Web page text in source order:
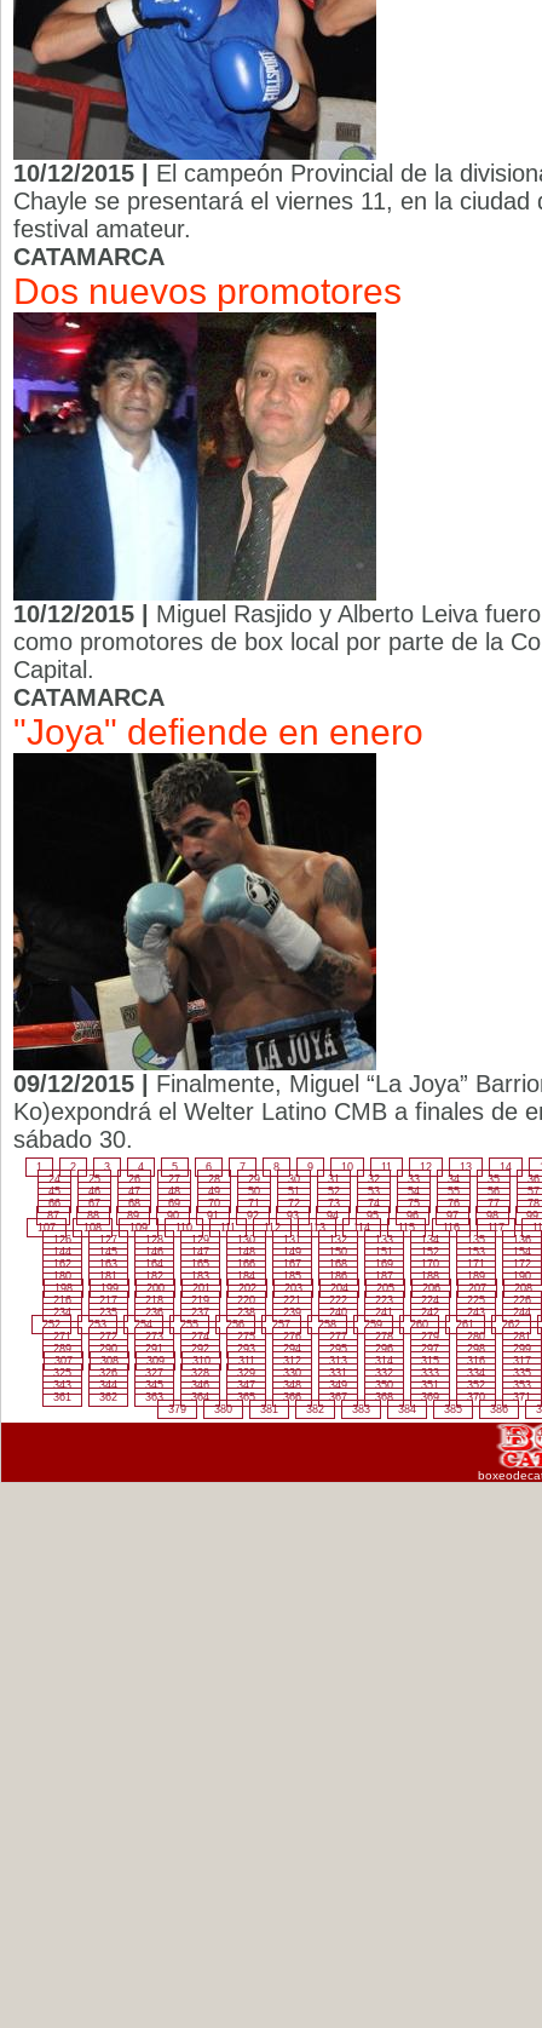
10/12/2015 | El campeón Provincial de la
Chayle se presentará el viernes 11, en la
festival amateur.
CATAMARCA
Dos nuevos promotores
10/12/2015 | Miguel Rasjido y Alberto Leiva
como promotores de box local por parte de la
Capital.
CATAMARCA
"Joya" defiende en enero
09/12/2015 | Finalmente, Miguel “La Joya”
Ko)expondrá el Welter Latino CMB a finales de
sábado 30.
1 2 3 4 5 6 7 8 9 10 11 12 13 14
24
25 26 27 28 29 30 31 32 33 34 35
36
45
46 47 48 49 50 51 52 53 54 55 56
57
66
67 68 69 70 71 72 73 74 75 76 77
78
87
88 89 90 91 92 93 94 95 96 97 98
99
107
108 109 110 111 112 113 114 115 116 117
126
127 128 129 130 131 132 133 134 135
136
144
145 146 147 148 149 150 151 152 153
154
162
163 164 165 166 167 168 169 170 171
172
180
181 182 183 184 185 186 187 188 189
190
198
199 200 201 202 203 204 205 206 207
208
216
217 218 219 220 221 222 223 224 225
226
234
235 236 237 238 239 240 241 242 243
244
252
253 254 255 256 257 258 259 260 261
262
271
272 273 274 275 276 277 278 279 280
281
289
290 291 292 293 294 295 296 297 298
299
307
308 309 310 311 312 313 314 315 316
317
325
326 327 328 329 330 331 332 333 334
335
343
344 345 346 347 348 349 350 351 352
353
361
362 363 364 365 366 367 368 369 370
371
379
380 381 382 383 384 385 386